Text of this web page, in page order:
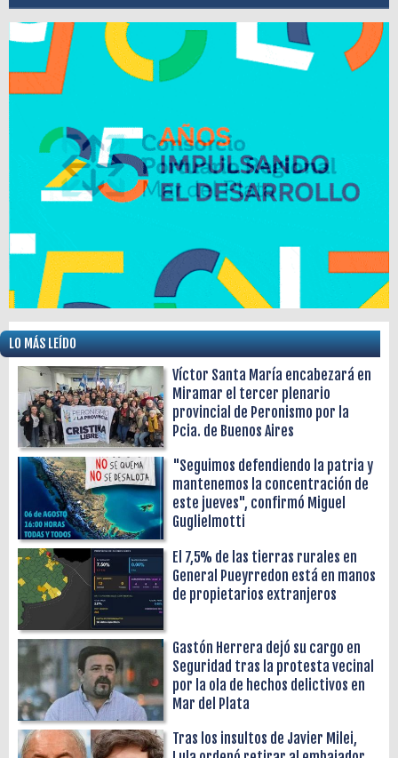
LO MÁS LEÍDO
Víctor Santa María encabezará en
Miramar el tercer plenario
provincial de Peronismo por la
Pcia. de Buenos Aires
"Seguimos defendiendo la patria y
mantenemos la concentración de
este jueves", confirmó Miguel
Guglielmotti
El 7,5% de las tierras rurales en
General Pueyrredon está en manos
de propietarios extranjeros
Gastón Herrera dejó su cargo en
Seguridad tras la protesta vecinal
por la ola de hechos delictivos en
Mar del Plata
Tras los insultos de Javier Milei,